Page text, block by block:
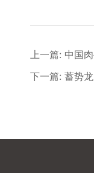
上一篇: 中国
下一篇: 蓄势